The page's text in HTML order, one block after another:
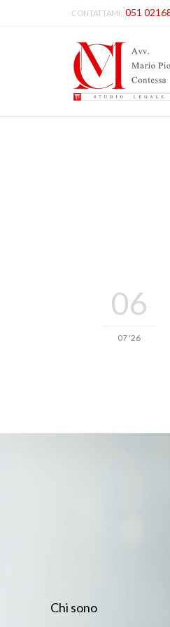
CONTATTAMI: 051
06
07 '26
Chi sono